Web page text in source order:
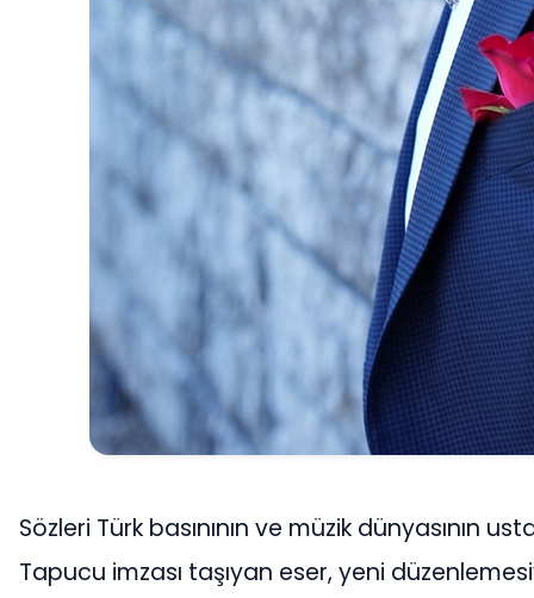
Sözleri Türk basınının ve müzik dünyasının
Tapucu imzası taşıyan eser, yeni